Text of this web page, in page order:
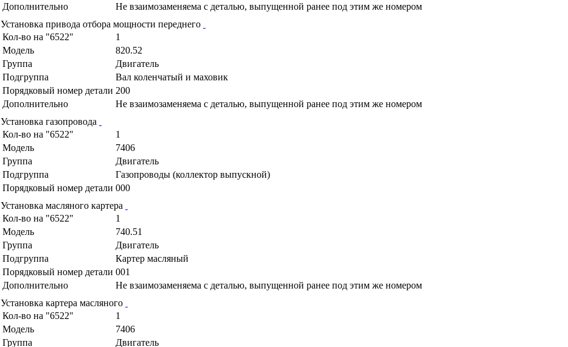
Дополнительно
Не взаимозаменяема с деталью, выпущенной ранее под этим же номером
Установка привода отбора мощности переднего
Кол-во на "6522"
1
Модель
820.52
Группа
Двигатель
Подгруппа
Вал коленчатый и маховик
Порядковый номер детали 200
Дополнительно
Не взаимозаменяема с деталью, выпущенной ранее под этим же номером
Установка газопровода
Кол-во на "6522"
1
Модель
7406
Группа
Двигатель
Подгруппа
Газопроводы (коллектор выпускной)
Порядковый номер детали 000
Установка масляного картера
Кол-во на "6522"
1
Модель
740.51
Группа
Двигатель
Подгруппа
Картер масляный
Порядковый номер детали 001
Дополнительно
Не взаимозаменяема с деталью, выпущенной ранее под этим же номером
Установка картера масляного
Кол-во на "6522"
1
Модель
7406
Группа
Двигатель